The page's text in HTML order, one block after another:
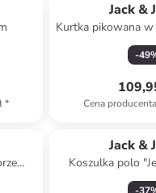
*
Jack &
Kurtka pikowana w
-49
Cena
Jack &
Koszulka polo